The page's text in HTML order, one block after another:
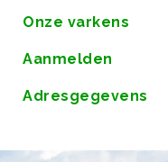
Onze varkens
Aanmelden
Adresgegevens